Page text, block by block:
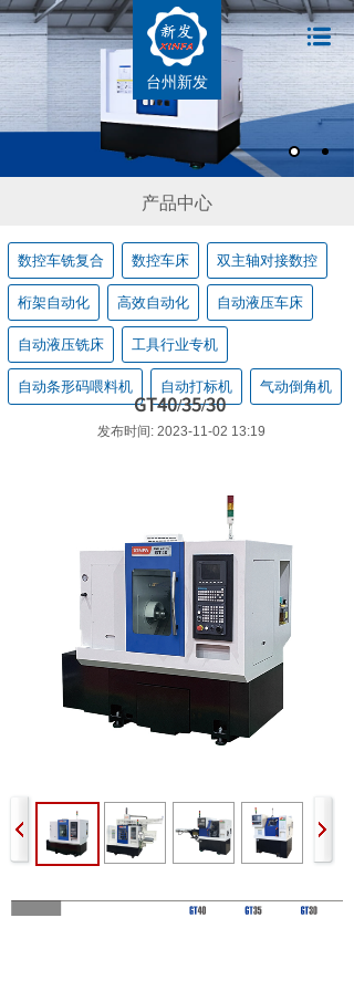
台州新发
产品中心
数控车铣复合 数控车床 双主轴对接数控
桁架自动化 高效自动化 自动液压车床
自动液压铣床 工具行业专机
自动条形码喂料机 自动打标机 气动倒角机
GT40/35/30
发布时间: 2023-11-02 13:19